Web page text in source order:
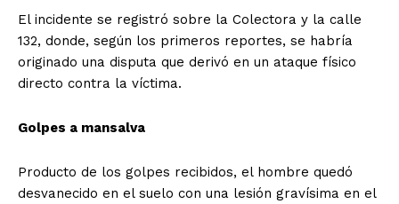
El incidente se registró sobre la Colectora y la calle
132, donde, según los primeros reportes, se habría
originado una disputa que derivó en un ataque físico
directo contra la víctima.
Golpes a mansalva
Producto de los golpes recibidos, el hombre quedó
desvanecido en el suelo con una lesión gravísima en el